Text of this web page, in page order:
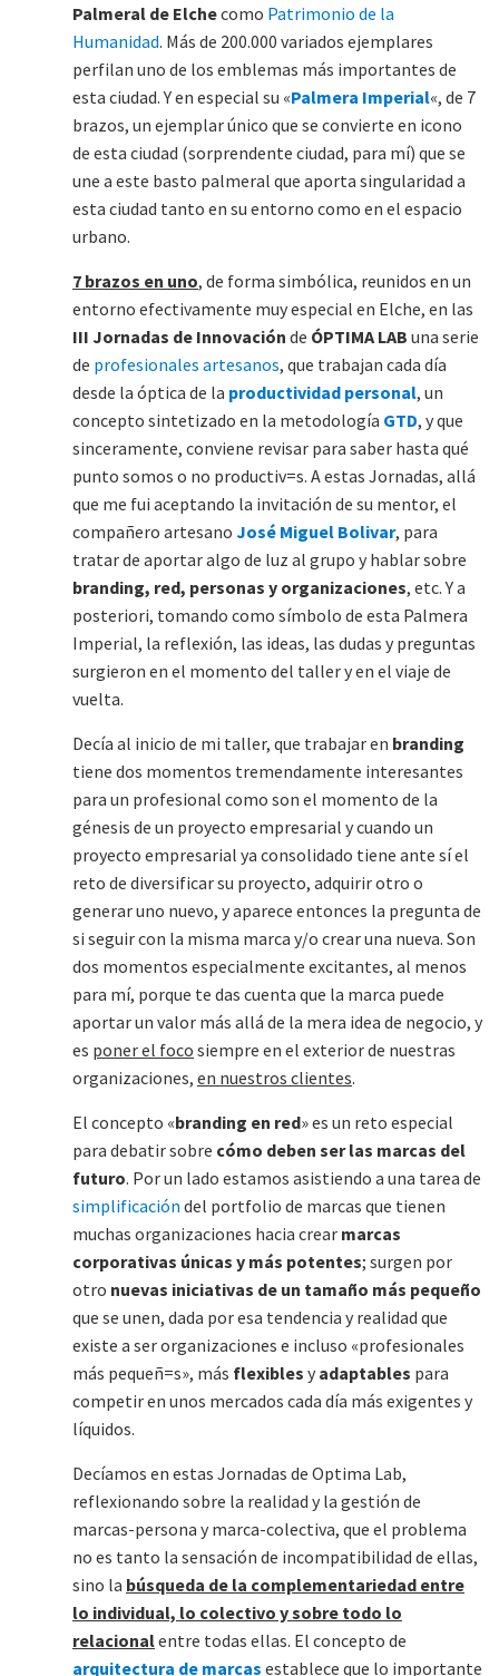
Palmeral de Elchecomo Patrimonio de la
Humanidad. Más de 200.000 variados ejemplares
perfilan uno de los emblemas más importantes de
esta ciudad. Y en especial su «Palmera Imperial«, de 7
brazos, un ejemplar único que se convierte en icono
de esta ciudad (sorprendente ciudad, para mí) que se
une a este basto palmeral que aporta singularidad a
esta ciudad tanto en su entorno como en el espacio
urbano.
7 brazos en uno, de forma simbólica, reunidos en un
entorno efectivamente muy especial en Elche, en las
III Jornadas de Innovación de ÓPTIMA LAB una serie
de profesionales artesanos, que trabajan cada día
desde la óptica de la productividad personal, un
concepto sintetizado en la metodología GTD, y que
sinceramente, conviene revisar para saber hasta qué
punto somos o no productiv=s. A estas Jornadas, allá
que me fui aceptando la invitación de su mentor, el
compañero artesano José Miguel Bolivar, para
tratar de aportar algo de luz al grupo y hablar sobre
branding, red, personas y organizaciones, etc. Y a
posteriori, tomando como símbolo de esta Palmera
Imperial, la reflexión, las ideas, las dudas y preguntas
surgieron en el momento del taller y en el viaje de
vuelta.
Decía al inicio de mi taller, que trabajar en branding
tiene dos momentos tremendamente interesantes
para un profesional como son el momento de la
génesis de un proyecto empresarial y cuando un
proyecto empresarial ya consolidado tiene ante sí el
reto de diversificar su proyecto, adquirir otro o
generar uno nuevo, y aparece entonces la pregunta de
si seguir con la misma marca y/o crear una nueva. Son
dos momentos especialmente excitantes, al menos
para mí, porque te das cuenta que la marca puede
aportar un valor más allá de la mera idea de negocio, y
es poner el foco siempre en el exterior de nuestras
organizaciones, en nuestros clientes.
El concepto «branding en red» es un reto especial
para debatir sobre cómo deben ser las marcas del
futuro. Por un lado estamos asistiendo a una tarea de
simplificación del portfolio de marcas que tienen
muchas organizaciones hacia crear marcas
corporativas únicas y más potentes; surgen por
otro nuevas iniciativas de un tamaño más pequeño
que se unen, dada por esa tendencia y realidad que
existe a ser organizaciones e incluso «profesionales
más pequeñ=s», más flexibles y adaptables para
competir en unos mercados cada día más exigentes y
líquidos.
Decíamos en estas Jornadas de Optima Lab,
reflexionando sobre la realidad y la gestión de
marcas-persona y marca-colectiva, que el problema
no es tanto la sensación de incompatibilidad de ellas,
sino la búsqueda de la complementariedad entre
lo individual, lo colectivo y sobre todo lo
relacionalentre todas ellas. El concepto de
arquitectura de marcas establece que lo importante